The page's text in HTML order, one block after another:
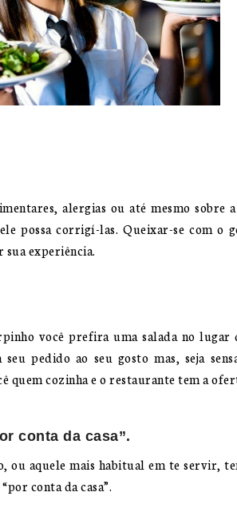
alergias ou até mesmo sobre
possa corrigí-las. Queixar-se com o
experiência.
você prefira uma salada no lugar
pedido ao seu gosto mas, seja
quem cozinha e o restaurante tem a
conta da casa”.
ou aquele mais habitual em te servir,
conta da casa”.